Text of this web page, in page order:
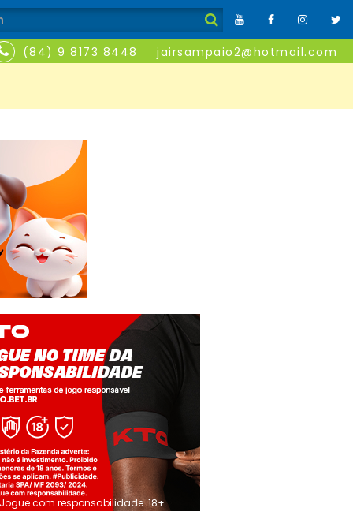
(84) 9 8173 8448 jairsampaio2@hotmail.com
Jogue com responsabilidade. 18+